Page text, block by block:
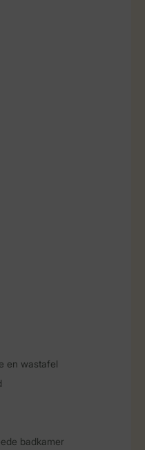
en wastafel
badkamer